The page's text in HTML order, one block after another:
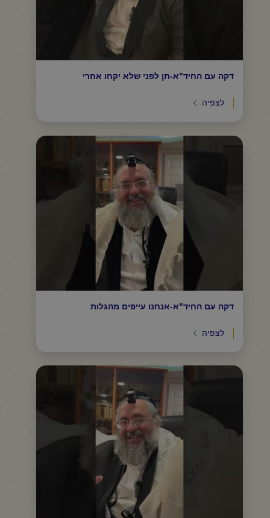
דקה עם החיד"א-תן לפני שלא יקחו אחרי
לצפיה
דקה עם החיד"א-אנחנו עייפים מהגלות
לצפיה